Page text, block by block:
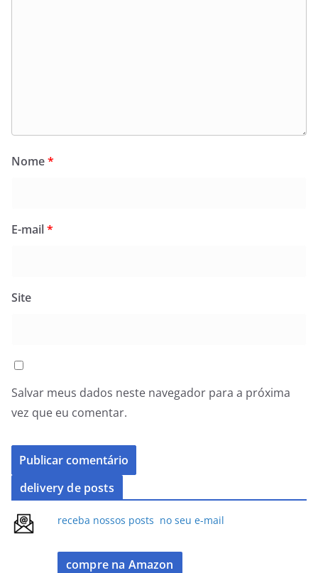
Nome*
E-mail*
Site
Salvar meus dados neste navegador para a próxima
vez que eu comentar.
delivery de posts
receba nossos posts no seu e-mail
compre na Amazon